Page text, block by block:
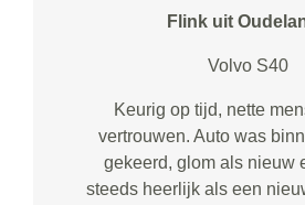
Flink uit
Volvo S40
Keurig op tijd, nette
vertrouwen. Auto was
gekeerd, glom als nieuw
steeds heerlijk als een